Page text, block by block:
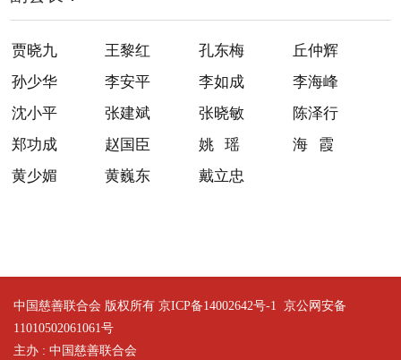
贾晓九 王黎红 孔东梅
丘仲辉
孙少华
李安平 李如成
李海峰
沈小平
张建斌 张晓敏
陈泽行
郑功成
赵国臣 姚 瑶
海 霞
黄少媚
黄巍东 戴立忠
中国慈善联合会 版权所有 京ICP备14002642号-1 京公网安备
11010502061061号
主办 : 中国慈善联合会